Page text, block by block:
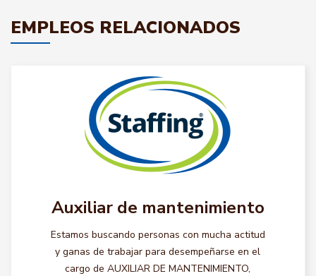
EMPLEOS RELACIONADOS
Auxiliar de mantenimiento
Estamos buscando personas con mucha actitud
y ganas de trabajar para desempeñarse en el
cargo de AUXILIAR DE MANTENIMIENTO,